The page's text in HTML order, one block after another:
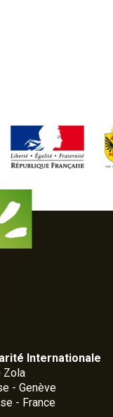
Internationale
Zola
- Genève
- France